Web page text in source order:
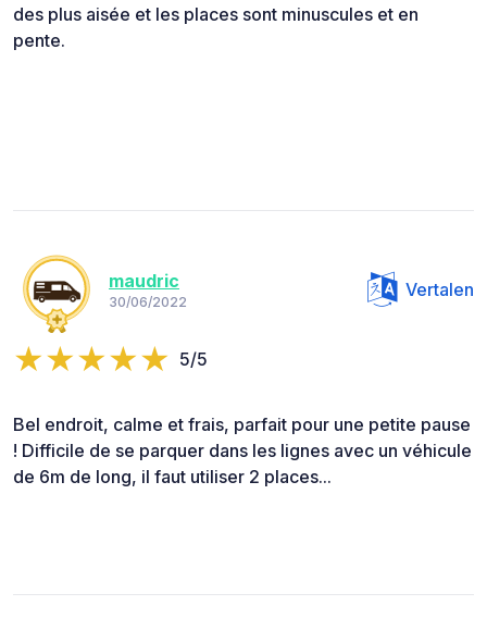
des plus aisée et les places sont minuscules et en
pente.
maudric
30/06/2022
Vertalen
5/5
Bel endroit, calme et frais, parfait pour une petite pause
! Difficile de se parquer dans les lignes avec un véhicule
de 6m de long, il faut utiliser 2 places...